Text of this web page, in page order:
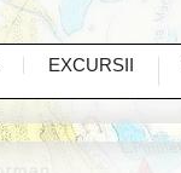
EXCURSII
Excursia de 4 zile